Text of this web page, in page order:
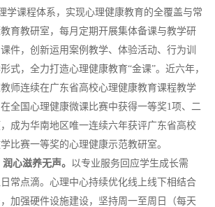
学课程体系，实现心理健康教育的全覆盖与常
育教研室，每月定期开展集体备课与教学研
件，创新运用案例教学、体验活动、行为训
式，全力打造心理健康教育“金课”。近六年，
师连续在广东省高校心理健康教育课程教学
全国心理健康微课比赛中获得一等奖1项、二
成为华南地区唯一连续六年获评广东省高校
比赛一等奖的心理健康示范教研室。
心滋养无声。 以专业服务回应学生成长需
常点滴。心理中心持续优化线上线下相结合
加强硬件设施建设，坚持周一至周日（每天